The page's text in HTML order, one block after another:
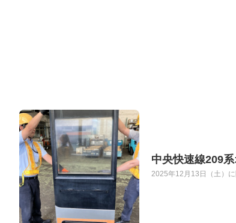
中央快速線209
2025年12月13日（土）